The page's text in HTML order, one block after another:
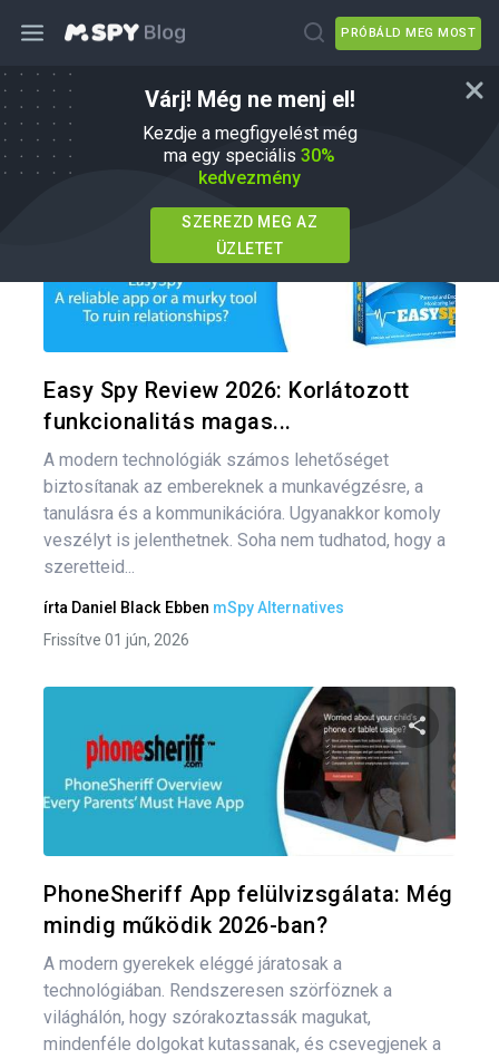
PRÓBÁLD MEG MOST
Várj! Még ne menj el!
Kezdje a megfigyelést még
ma egy speciális 30%
kedvezmény
SZEREZD MEG AZ
ÜZLETET
mSpy Alternatívák
Easy Spy Review 2026: Korlátozott
funkcionalitás magas...
A modern technológiák számos lehetőséget
biztosítanak az embereknek a munkavégzésre, a
tanulásra és a kommunikációra. Ugyanakkor komoly
veszélyt is jelenthetnek. Soha nem tudhatod, hogy a
szeretteid...
írta Daniel Black Ebben mSpy Alternatives
Frissítve 01 jún, 2026
Oszd
PhoneSheriff App felülvizsgálata: Még
mindig működik 2026-ban?
A modern gyerekek eléggé járatosak a
technológiában. Rendszeresen szörföznek a
világhálón, hogy szórakoztassák magukat,
mindenféle dolgokat kutassanak, és csevegjenek a